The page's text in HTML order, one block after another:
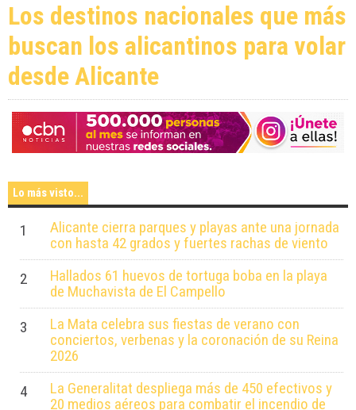
Los destinos nacionales que más
buscan los alicantinos para volar
desde Alicante
Lo más visto...
1
Alicante cierra parques y playas ante una jornada
con hasta 42 grados y fuertes rachas de viento
2
Hallados 61 huevos de tortuga boba en la playa
de Muchavista de El Campello
3
La Mata celebra sus fiestas de verano con
conciertos, verbenas y la coronación de su Reina
2026
4
La Generalitat despliega más de 450 efectivos y
20 medios aéreos para combatir el incendio de